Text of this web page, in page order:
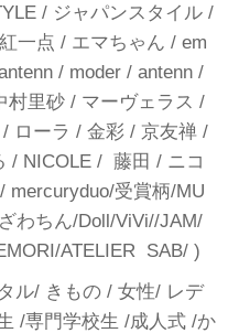
/ ジャパンスタイル /
一点 / エマちゃん / em
/ moder / antenn /
村里砂 / マーヴェラス /
ローラ / 金彩 / 京友禅 /
/ NICOLE / 藤田 / ニコ
mercuryduo/受賞柄/MU
わちん/Doll/ViVi//JAM/
ATELIER SAB/ )
ル/ きもの / 女性/ レデ
/専門学校生 /成人式 /か